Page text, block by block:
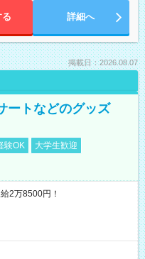
る 詳細へ
掲載日：2026.08.07
ートなどのグッズ
験OK
大学生歓迎
2万8500円！